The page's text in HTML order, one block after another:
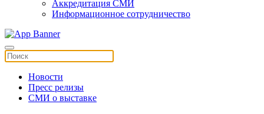
Аккредитация СМИ
Информационное сотрудничество
Новости
Пресс релизы
СМИ о выставке